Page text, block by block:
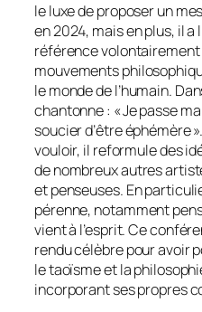
le luxe de proposer un
en 2024, mais en plus, il
référence
mouvements
le monde de l’humain.
chantonne : « Je passe
soucier d’être éphémère
vouloir, il reformule des
de nombreux autres
et penseuses. En
pérenne, notamment
vient à l’esprit. Ce
rendu célèbre pour avoir
le taoïsme et la
incorporant ses propres